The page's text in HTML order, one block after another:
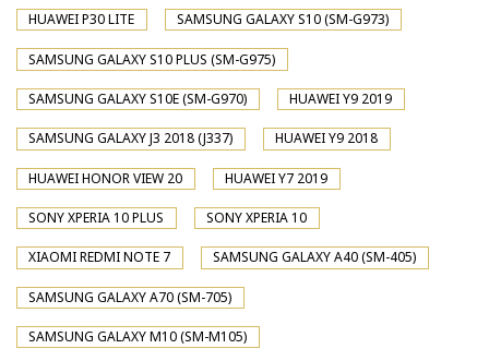
HUAWEI P30 LITE SAMSUNG GALAXY S10 (SM-G973)
SAMSUNG GALAXY S10 PLUS (SM-G975)
SAMSUNG GALAXY S10E (SM-G970) HUAWEI Y9 2019
SAMSUNG GALAXY J3 2018 (J337) HUAWEI Y9 2018
HUAWEI HONOR VIEW 20 HUAWEI Y7 2019
SONY XPERIA 10 PLUS SONY XPERIA 10
XIAOMI REDMI NOTE 7 SAMSUNG GALAXY A40 (SM-405)
SAMSUNG GALAXY A70 (SM-705)
SAMSUNG GALAXY M10 (SM-M105)